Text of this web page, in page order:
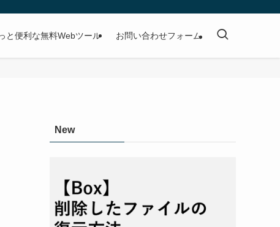
と便利な無料Webツール お問い合わせフォーム
New